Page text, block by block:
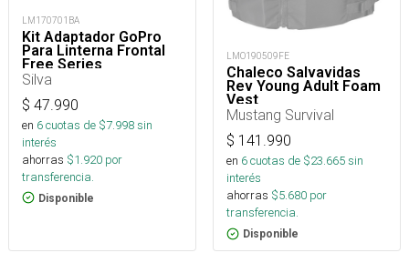
LM170701BA
Kit Adaptador GoPro
Para Linterna Frontal
Free Series
Silva
$ 47.990
en 6cuotas de $7.998sin
interés
ahorras $1.920 por
transferencia.
Disponible
LMO190509FE
Chaleco Salvavidas
Rev Young Adult Foam
Vest
Mustang Survival
$ 141.990
en 6cuotas de $23.665sin
interés
ahorras $5.680 por
transferencia.
Disponible